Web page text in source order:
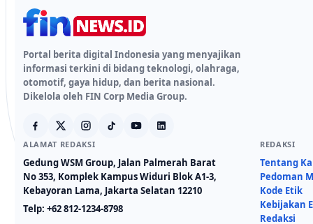
Portal berita digital Indonesia yang menyajikan
informasi terkini di bidang teknologi, olahraga,
otomotif, gaya hidup, dan berita nasional.
Dikelola oleh FIN Corp Media Group.
ALAMAT REDAKSI
Gedung WSM Group, Jalan Palmerah Barat
No 353, Komplek Kampus Widuri Blok A1-3,
Kebayoran Lama, Jakarta Selatan 12210
Telp: +62 812-1234-8798
REDAKSI
Tentang
Pedoman
Kode Etik
Kebijakan
Redaksi